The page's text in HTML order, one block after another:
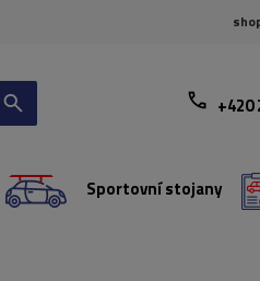
+420
Sportovní stojany